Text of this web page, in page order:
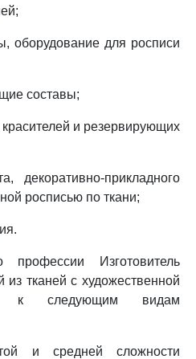
оборудование для росписи
составы;
красителей и резервирующих
декоративно-прикладного
росписью по ткани;
Изготовитель
из тканей с художественной
к следующим видам
и средней сложности